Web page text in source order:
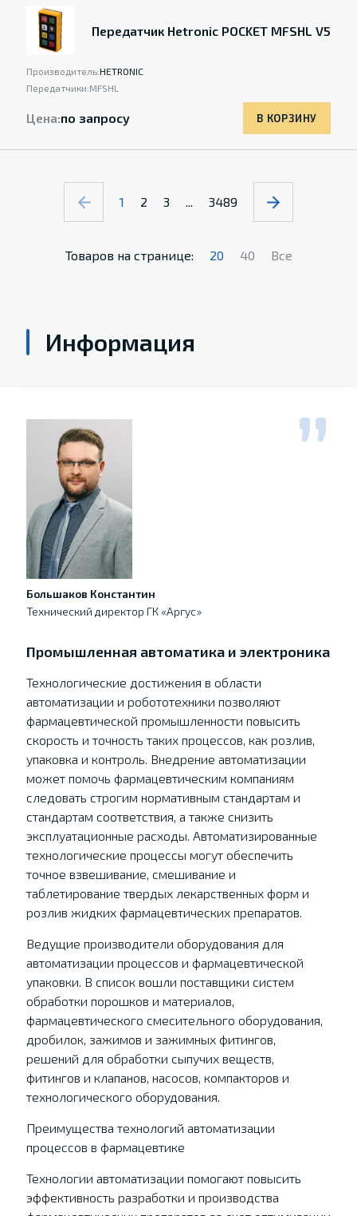
Передатчик Hetronic POCKET MFSHL V5
Производитель:HETRONIC
Передатчики:MFSHL
Цена:по запросу В КОРЗИНУ
1 2 3 ... 3489
Товаров на странице: 20 40 Все
Информация
Большаков Константин
Технический директор ГК «Аргус»
Промышленная автоматика и электроника
Технологические достижения в области
автоматизации и робототехники позволяют
фармацевтической промышленности повысить
скорость и точность таких процессов, как розлив,
упаковка и контроль. Внедрение автоматизации
может помочь фармацевтическим компаниям
следовать строгим нормативным стандартам и
стандартам соответствия, а также снизить
эксплуатационные расходы. Автоматизированные
технологические процессы могут обеспечить
точное взвешивание, смешивание и
таблетирование твердых лекарственных форм и
розлив жидких фармацевтических препаратов.
Ведущие производители оборудования для
автоматизации процессов и фармацевтической
упаковки. В список вошли поставщики систем
обработки порошков и материалов,
фармацевтического смесительного оборудования,
дробилок, зажимов и зажимных фитингов,
решений для обработки сыпучих веществ,
фитингов и клапанов, насосов, компакторов и
технологического оборудования.
Преимущества технологий автоматизации
процессов в фармацевтике
Технологии автоматизации помогают повысить
эффективность разработки и производства